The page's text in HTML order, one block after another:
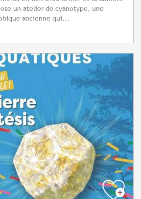
un atelier de cyanotype, une
ancienne qui...